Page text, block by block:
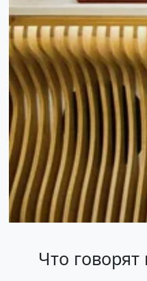
Что